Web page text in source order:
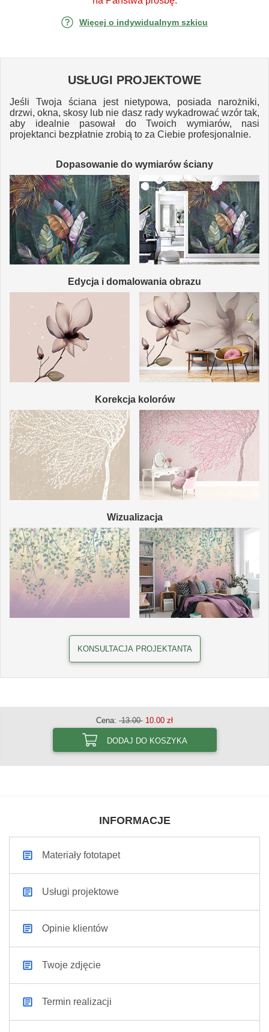
Więcej o indywidualnym szkicu
USŁUGI PROJEKTOWE
Jeśli Twoja ściana jest nietypowa, posiada narożniki,
drzwi, okna, skosy lub nie dasz rady wykadrować wzór tak,
aby idealnie pasował do Twoich wymiarów, nasi
projektanci bezpłatnie zrobią to za Ciebie profesjonalnie.
Dopasowanie do wymiarów ściany
Edycja i domalowania obrazu
Korekcja kolorów
Wizualizacja
KONSULTACJA PROJEKTANTA
Cena: 13.00 10.00 zł
DODAJ DO KOSZYKA
INFORMACJE
Materiały fototapet
Usługi projektowe
Opinie klientów
Twoje zdjęcie
Termin realizacji